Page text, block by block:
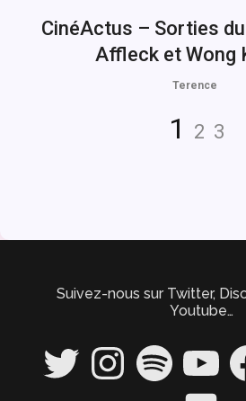
CinéActus – Sorties
Affleck et Wong
Terence
Page
1 Page
2 3
Suivez-nous sur Twitter,
Youtube…
Twitter InstagramSpotify YouTube
Discord